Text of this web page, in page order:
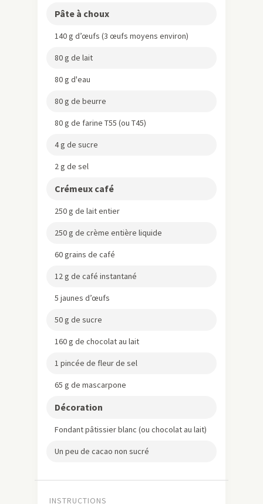
Pâte à choux
140 g d’œufs (3 œufs moyens environ)
80 g de lait
80 g d'eau
80 g de beurre
80 g de farine T55 (ou T45)
4 g de sucre
2 g de sel
Crémeux café
250 g de lait entier
250 g de crème entière liquide
60 grains de café
12 g de café instantané
5 jaunes d’œufs
50 g de sucre
160 g de chocolat au lait
1 pincée de fleur de sel
65 g de mascarpone
Décoration
Fondant pâtissier blanc (ou chocolat au lait)
Un peu de cacao non sucré
INSTRUCTIONS